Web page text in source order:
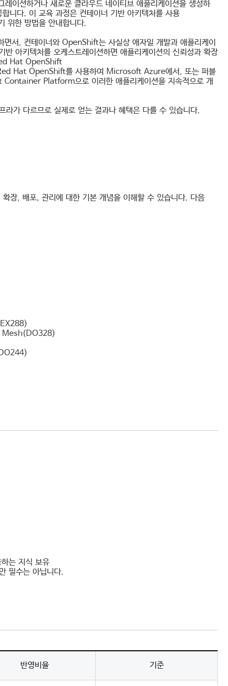
이션하거나 새로운 클라우드 네이티브 애플리케이션을 생성하
니다. 이 교육 과정은 컨테이너 기반 아키텍처를 사용
위한 방법을 안내합니다.
서, 컨테이너와 OpenShift는 사실상 애자일 개발과 애플리케이
아키텍처를 오케스트레이션하면 애플리케이션의 신뢰성과 확장
Hat OpenShift
Hat OpenShift를 사용하여 Microsoft Azure에서, 또는 퍼블
Platform으로 이러한 애플리케이션을 지속적으로 개
가 다르므로 실제로 얻는 결과나 혜택은 다를 수 있습니다.
, 배포, 관리에 대한 기본 개념을 이해할 수 있습니다. 다음
는 지식 보유
필수는 아닙니다.
반영비율 기준